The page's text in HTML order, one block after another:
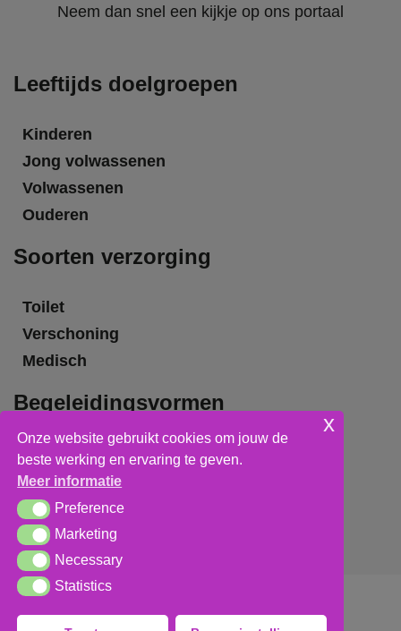
Neem dan snel een kijkje op ons portaal
Leeftijds doelgroepen
Kinderen
Jong volwassenen
Volwassenen
Ouderen
Soorten verzorging
Toilet
Verschoning
Medisch
Begeleidingsvormen
Grote groepsbegeleiding
Kleine groepsbegeleiding
Individuele begeleiding
cookieverklaring
Onze website gebruikt cookies om jouw de
beste werking en ervaring te geven.
Meer informatie
PreferencePreference
MarketingMarketing
NecessaryNecessary
StatisticsStatistics
x